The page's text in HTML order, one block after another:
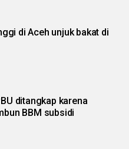
di Aceh unjuk bakat di
ditangkap karena
BBM subsidi